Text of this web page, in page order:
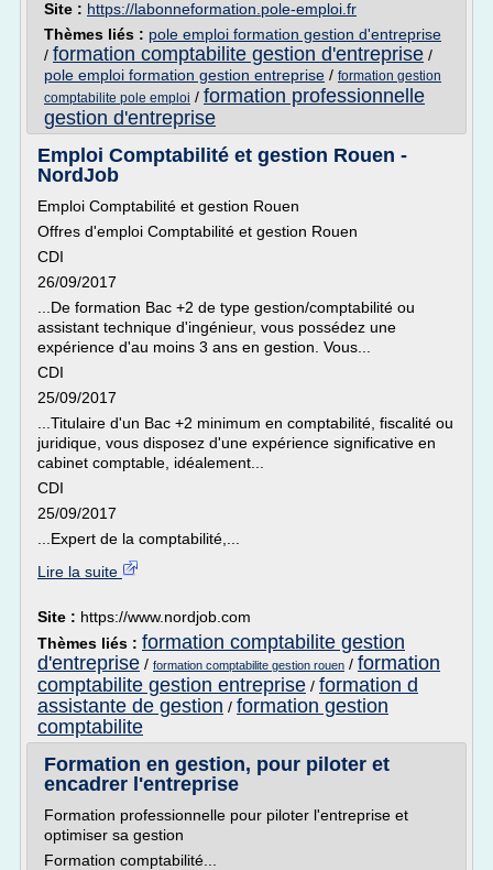
Site : https://labonneformation.pole-emploi.fr
Thèmes liés : pole emploi formation gestion d'entreprise
/ formation comptabilite gestion d'entreprise /
pole emploi formation gestion entreprise / formation gestion
comptabilite pole emploi / formation professionnelle
gestion d'entreprise
Emploi Comptabilité et gestion Rouen -
NordJob
Emploi Comptabilité et gestion Rouen
Offres d'emploi Comptabilité et gestion Rouen
CDI
26/09/2017
...De formation Bac +2 de type gestion/comptabilité ou
assistant technique d'ingénieur, vous possédez une
expérience d'au moins 3 ans en gestion. Vous...
CDI
25/09/2017
...Titulaire d'un Bac +2 minimum en comptabilité, fiscalité ou
juridique, vous disposez d'une expérience significative en
cabinet comptable, idéalement...
CDI
25/09/2017
...Expert de la comptabilité,...
Lire la suite
Site : https://www.nordjob.com
Thèmes liés : formation comptabilite gestion
d'entreprise / formation comptabilite gestion rouen / formation
comptabilite gestion entreprise / formation d
assistante de gestion / formation gestion
comptabilite
Formation en gestion, pour piloter et
encadrer l'entreprise
Formation professionnelle pour piloter l'entreprise et
optimiser sa gestion
Formation comptabilité...